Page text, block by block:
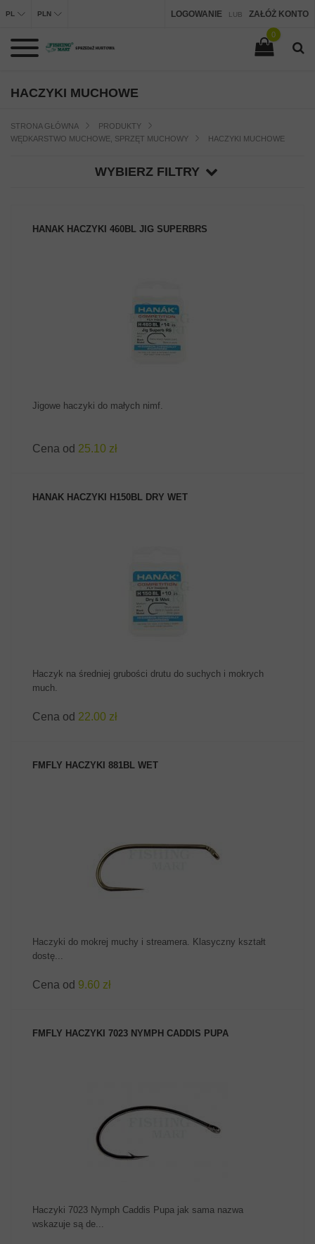
LOGOWANIE LUB ZAŁÓŻ KONTO
PL PLN
0
HACZYKI MUCHOWE
STRONA GŁÓWNA
PRODUKTY
WĘDKARSTWO MUCHOWE, SPRZĘT MUCHOWY
HACZYKI MUCHOWE
WYBIERZ FILTRY
HANAK HACZYKI 460BL JIG SUPERBRS
Jigowe haczyki do małych nimf.
Cena od 25.10 zł
HANAK HACZYKI H150BL DRY WET
Haczyk na średniej grubości drutu do suchych i mokrych
much.
Cena od 22.00 zł
FMFLY HACZYKI 881BL WET
Haczyki do mokrej muchy i streamera. Klasyczny kształt
dostę...
Cena od 9.60 zł
FMFLY HACZYKI 7023 NYMPH CADDIS PUPA
ZOBACZ PRODUKT
Haczyki 7023 Nymph Caddis Pupa jak sama nazwa
wskazuje są de...